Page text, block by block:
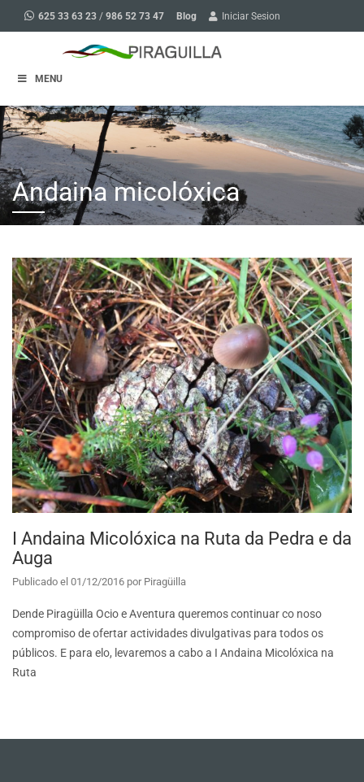
625 33 63 23 / 986 52 73 47 Blog Iniciar Sesion
MENU
Andaina micolóxica
I Andaina Micolóxica na Ruta da Pedra e da
Auga
Publicado el 01/12/2016 por Piragüilla
Dende Piragüilla Ocio e Aventura queremos continuar co noso
compromiso de ofertar actividades divulgativas para todos os
públicos. E para elo, levaremos a cabo a I Andaina Micolóxica na
Ruta